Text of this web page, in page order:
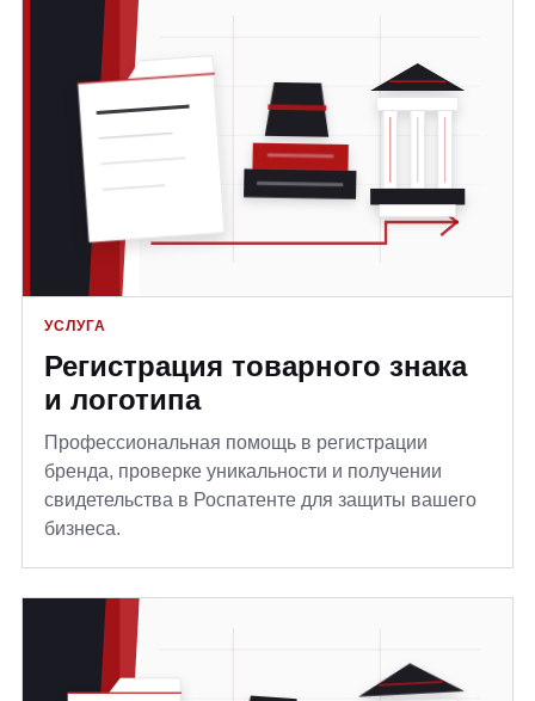
УСЛУГА
Регистрация товарного знака
и логотипа
Профессиональная помощь в регистрации
бренда, проверке уникальности и получении
свидетельства в Роспатенте для защиты вашего
бизнеса.